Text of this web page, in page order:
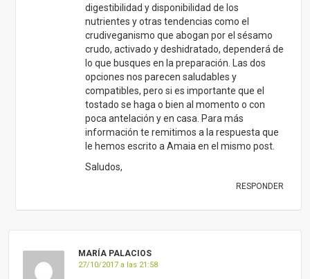
digestibilidad y disponibilidad de los
nutrientes y otras tendencias como el
crudiveganismo que abogan por el sésamo
crudo, activado y deshidratado, dependerá de
lo que busques en la preparación. Las dos
opciones nos parecen saludables y
compatibles, pero si es importante que el
tostado se haga o bien al momento o con
poca antelación y en casa. Para más
información te remitimos a la respuesta que
le hemos escrito a Amaia en el mismo post.
Saludos,
RESPONDER
MARÍA PALACIOS
27/10/2017 a las 21:58